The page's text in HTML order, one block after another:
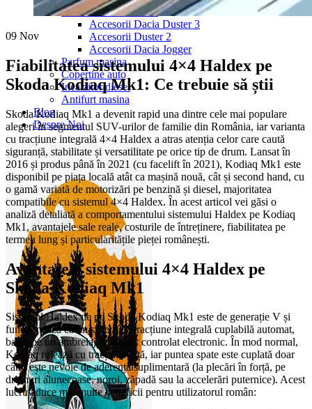
Accesorii auto masina
Accesorii Dacia Duster 3
Accesorii Duster 2
Accesorii Dacia Jogger
Parfum masina
Copertine auto
Incalzitor diesel
Antifurt masina
Blog
Despre Noi
09 Nov
Fiabilitatea sistemului 4×4 Haldex pe
Skoda Kodiaq Mk1: Ce trebuie să știi
Skoda Kodiaq Mk1 a devenit rapid una dintre cele mai populare
alegeri în segmentul SUV-urilor de familie din România, iar varianta
cu tracțiune integrală 4×4 Haldex a atras atenția celor care caută
siguranță, stabilitate și versatilitate pe orice tip de drum. Lansat în
2016 și produs până în 2021 (cu facelift în 2021), Kodiaq Mk1 este
disponibil pe piața locală atât ca mașină nouă, cât și second hand, cu
o gamă variată de motorizări pe benzină și diesel, majoritatea
compatibile cu sistemul 4×4 Haldex. În acest articol vei găsi o
analiză detaliată a comportamentului sistemului Haldex pe Kodiaq
Mk1, avantajele sale reale, costurile de întreținere, fiabilitatea pe
termen lung și particularitățile pieței românești.
Avantajele sistemului 4×4 Haldex pe
Skoda Kodiaq Mk1
Sistemul Haldex de pe Skoda Kodiaq Mk1 este de generație V și
funcționează ca un sistem de tracțiune integrală cuplabilă automat,
bazat pe un ambreiaj multidisc controlat electronic. În mod normal,
Kodiaq rulează cu tracțiune față, iar puntea spate este cuplată doar
când este nevoie de aderență suplimentară (la plecări în forță, pe
drumuri alunecoase, noroi, zăpadă sau la accelerări puternice). Acest
lucru aduce mai multe beneficii pentru utilizatorul român: